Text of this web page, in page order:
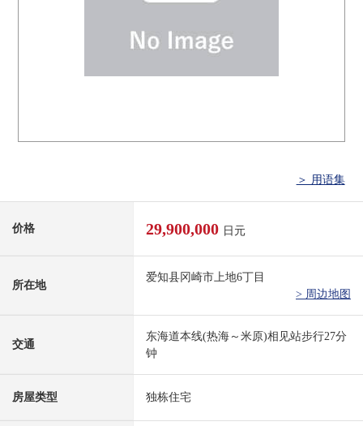
＞ 用语集
价格 29,900,000 日元
所在地
爱知县冈崎市上地6丁目
> 周边地图
交通
东海道本线(热海～米原)相见站步行27分
钟
房屋类型 独栋住宅